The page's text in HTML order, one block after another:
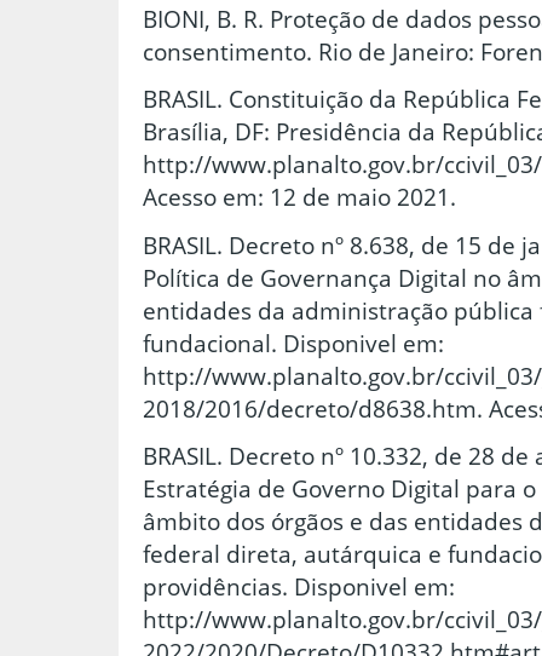
BIONI, B. R. Proteção de dados
consentimento. Rio de Janeiro:
BRASIL. Constituição da República
Brasília, DF: Presidência da
http://www.planalto.gov.br/
Acesso em: 12 de maio 2021.
BRASIL. Decreto nº 8.638, de 15 de
Política de Governança Digital no
entidades da administração
fundacional. Disponivel em:
http://www.planalto.gov.br/
2018/2016/decreto/d8638.htm.
BRASIL. Decreto nº 10.332, de 28
Estratégia de Governo Digital para
âmbito dos órgãos e das entidades
federal direta, autárquica e
providências. Disponivel em:
http://www.planalto.gov.br/